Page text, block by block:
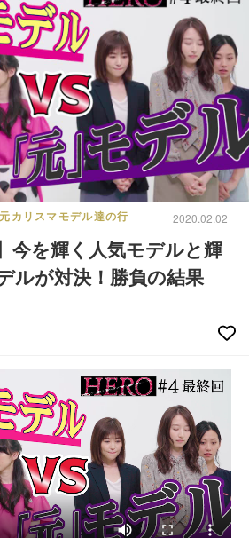
カリスマモデル達の行 2020.02.02
今を輝く人気モデルと輝
ルが対決！勝負の結果